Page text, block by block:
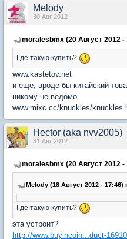
Melody
30 Авг 2012
moralesbmx (20 Август 2012 -
Где такую купить?
www.kastetov.net
и еще, вроде бы китайский
никому не ведомо.
www.mixc.cc/knuckles/
Hector (aka nvv2005)
31 Авг 2012
moralesbmx (20 Август 2012 -
Melody (18 Август 2012 - 17:46)
Где такую купить?
эта устроит?
http://www.buyincoin...duct-